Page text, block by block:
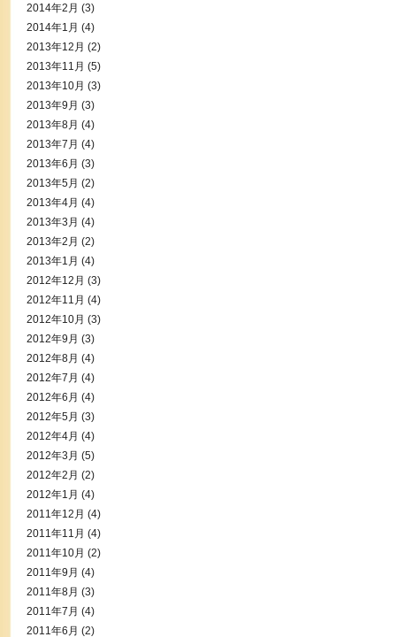
2014年2月 (3)
2014年1月 (4)
2013年12月 (2)
2013年11月 (5)
2013年10月 (3)
2013年9月 (3)
2013年8月 (4)
2013年7月 (4)
2013年6月 (3)
2013年5月 (2)
2013年4月 (4)
2013年3月 (4)
2013年2月 (2)
2013年1月 (4)
2012年12月 (3)
2012年11月 (4)
2012年10月 (3)
2012年9月 (3)
2012年8月 (4)
2012年7月 (4)
2012年6月 (4)
2012年5月 (3)
2012年4月 (4)
2012年3月 (5)
2012年2月 (2)
2012年1月 (4)
2011年12月 (4)
2011年11月 (4)
2011年10月 (2)
2011年9月 (4)
2011年8月 (3)
2011年7月 (4)
2011年6月 (2)